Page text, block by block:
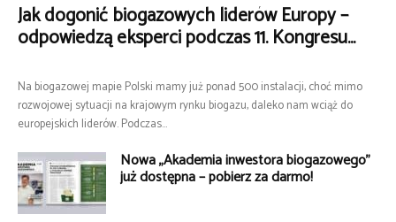
Jak dogonić biogazowych liderów Europy –
odpowiedzą eksperci podczas 11. Kongresu...
Na biogazowej mapie Polski mamy już ponad 500 instalacji, choć mimo
rozwojowej sytuacji na krajowym rynku biogazu, daleko nam wciąż do
europejskich liderów. Podczas...
Nowa „Akademia inwestora biogazowego”
już dostępna – pobierz za darmo!